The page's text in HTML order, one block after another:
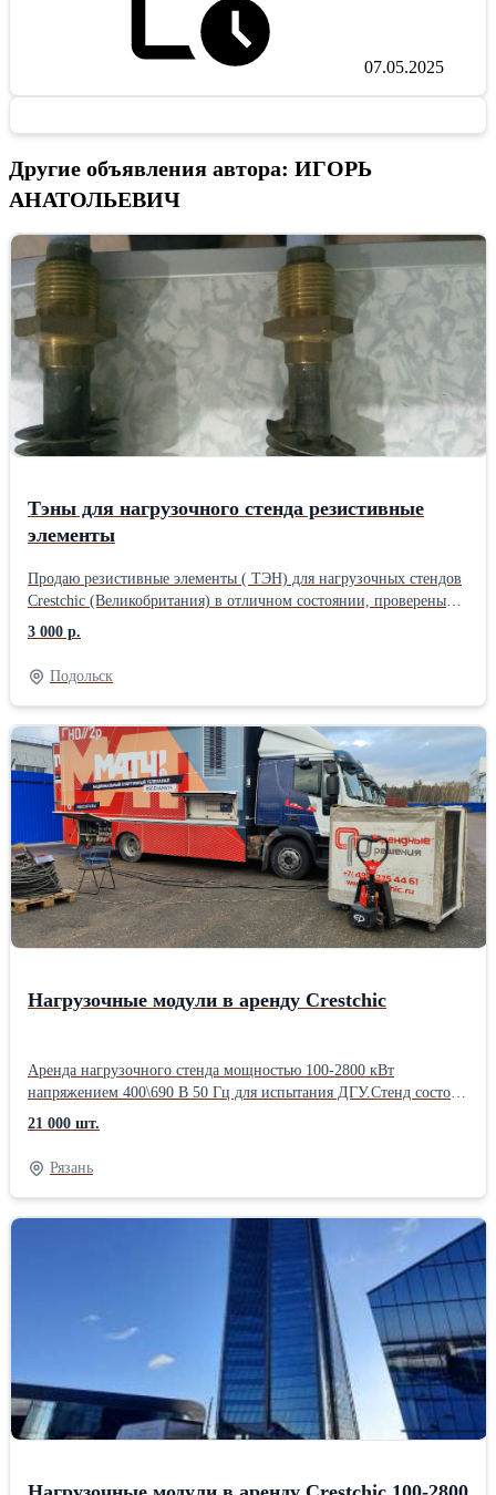
07.05.2025
Другие объявления автора: ИГОРЬ
АНАТОЛЬЕВИЧ
Тэны для нагрузочного стенда резистивные
элементы
Продаю резистивные элементы ( ТЭН) для нагрузочных стендов
Crestchic (Великобритания) в отличном состоянии, проверены
мегаомметром, напряжение 220-240 V, мощность 5 кВт
Элементы находятся на складе в г. Подольск. Были
демонтированы с нагрузочного стенда , ввиду ошибочного ТЗ.
3 000 р.
Подольск
Нагрузочные модули в аренду Crestchic
Аренда нагрузочного стенда мощностью 100-2800 кВт
напряжением 400\690 В 50 Гц для испытания ДГУ.Стенд состоит
из нескольких модулей , объединенных параллельно в единую
нагрузочную систему, мощность одного стенда 700 кВт.
Габариты одного нагрузочного стенда 1550 x 1050 x 1552 мм,
Вес 600 кг Мощность одного стенда 700 кВт. Шаг изменения
нагрузки от 1 кВт до 100 % нагрузки. Минимальный срок
аренды нагрузочного стенда в Москве - 1 день. В стоимость
аренды нагрузочного стенда включены силовые кабели 10 - 30 м
для подключения к энергоустановке и работа инженера-
оператора. Цена дана без учета транспортной компании!
21 000 шт.
Рязань